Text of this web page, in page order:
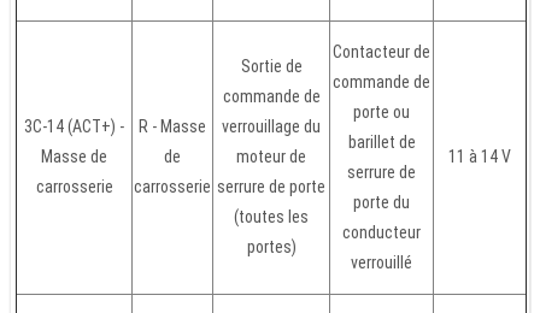
3C-14 (ACT+) -
Masse de
carrosserie
R - Masse
de
carrosserie
Sortie de
commande de
verrouillage du
moteur de
serrure de porte
(toutes les
portes)
Contacteur de
commande de
porte ou
barillet de
serrure de
porte du
conducteur
verrouillé
11 à 14 V